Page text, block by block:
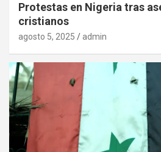
Protestas en Nigeria tras
cristianos
agosto 5, 2025 admin